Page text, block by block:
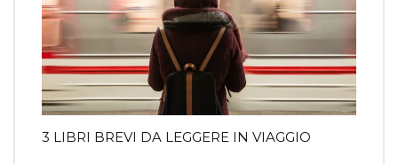
3 LIBRI BREVI DA LEGGERE IN VIAGGIO